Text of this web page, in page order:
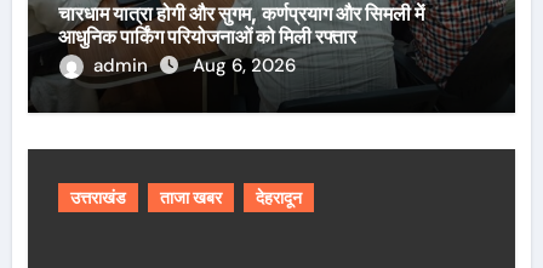
चारधाम यात्रा होगी और सुगम, कर्णप्रयाग और सिमली में
आधुनिक पार्किंग परियोजनाओं को मिली रफ्तार
admin
Aug 6, 2026
उत्तराखंड ताजा खबर देहरादून